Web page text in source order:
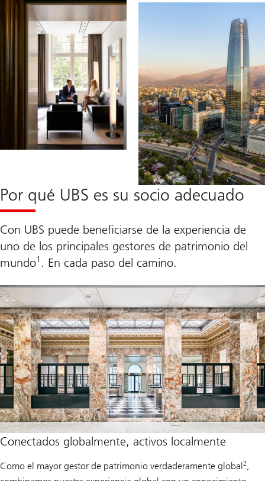
Por qué UBS es su socio adecuado
Con UBS puede beneficiarse de la experiencia de
uno de los principales gestores de patrimonio del
mundo1 . En cada paso del camino.
Conectados globalmente, activos localmente
Como el mayor gestor de patrimonio verdaderamente global 2,